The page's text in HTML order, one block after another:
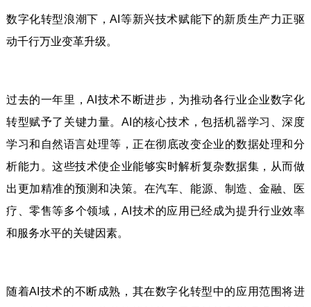
数字化转型浪潮下，AI等新兴技术赋能下的新质生产力正驱
动千行万业变革升级。
过去的一年里，AI技术不断进步，为推动各行业企业数字化
转型赋予了关键力量。AI的核心技术，包括机器学习、深度
学习和自然语言处理等，正在彻底改变企业的数据处理和分
析能力。这些技术使企业能够实时解析复杂数据集，从而做
出更加精准的预测和决策。在汽车、能源、制造、金融、医
疗、零售等多个领域，AI技术的应用已经成为提升行业效率
和服务水平的关键因素。
随着AI技术的不断成熟，其在数字化转型中的应用范围将进